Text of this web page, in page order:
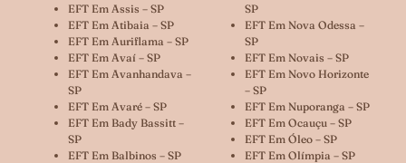
EFT Em Assis – SP
EFT Em Atibaia – SP
EFT Em Auriflama – SP
EFT Em Avaí – SP
EFT Em Avanhandava –
SP
EFT Em Avaré – SP
EFT Em Bady Bassitt –
SP
EFT Em Balbinos – SP
SP
EFT Em Nova Odessa –
SP
EFT Em Novais – SP
EFT Em Novo Horizonte
– SP
EFT Em Nuporanga – SP
EFT Em Ocauçu – SP
EFT Em Óleo – SP
EFT Em Olímpia – SP